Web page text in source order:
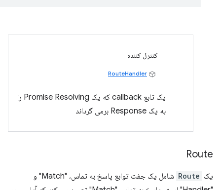
کنترل کننده
RouteHandler
یک تابع callback که یک Promise Resolving را
به یک Response برمی گرداند
Route
یک Route
شامل یک جفت توابع پاسخ به تماس، "Match" و